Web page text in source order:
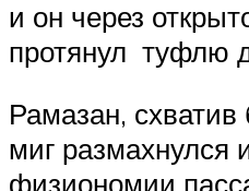
и он через
протянул туфлю
Рамазан, схватив
миг размахнулся
физиономии